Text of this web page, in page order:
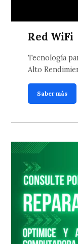
Red WiFi
Tecnología
Alto
Saber más